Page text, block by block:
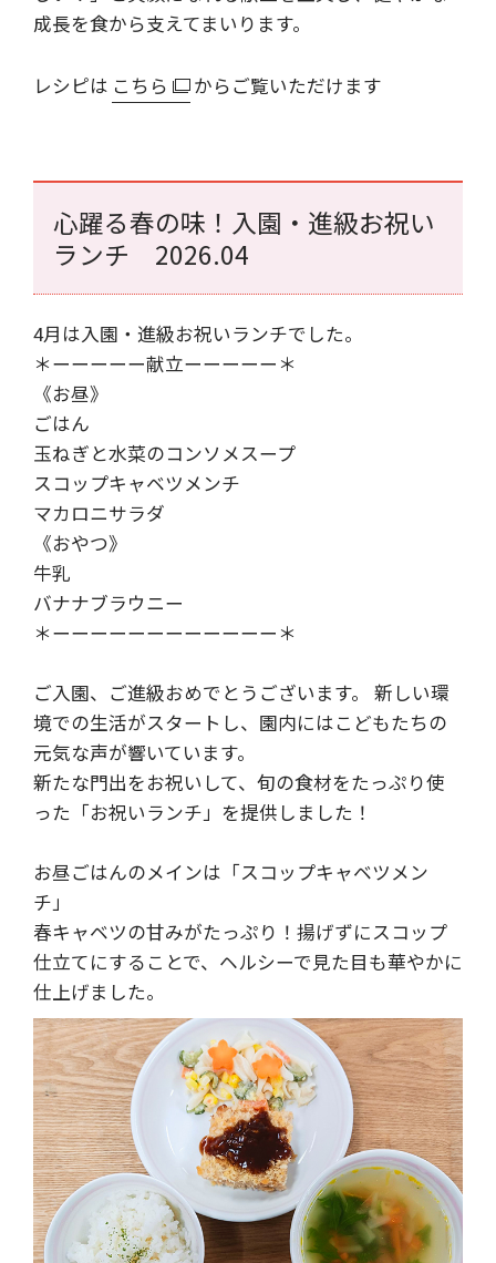
成長を食から支えてまいります。
レシピは こちら からご覧いただけます
心躍る春の味！入園・進級お祝い
ランチ 2026.04
4月は入園・進級お祝いランチでした。
＊ーーーーー献立ーーーーー＊
《お昼》
ごはん
玉ねぎと水菜のコンソメスープ
スコップキャベツメンチ
マカロニサラダ
《おやつ》
牛乳
バナナブラウニー
＊ーーーーーーーーーーーー＊
ご入園、ご進級おめでとうございます。 新しい環
境での生活がスタートし、園内にはこどもたちの
元気な声が響いています。
新たな門出をお祝いして、旬の食材をたっぷり使
った「お祝いランチ」を提供しました！
お昼ごはんのメインは「スコップキャベツメン
チ」
春キャベツの甘みがたっぷり！揚げずにスコップ
仕立てにすることで、ヘルシーで見た目も華やかに
仕上げました。